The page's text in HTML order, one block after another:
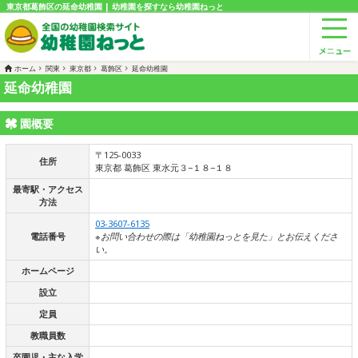
東京都葛飾区の延命幼稚園 | 幼稚園を探すなら幼稚園ねっと
ホーム 関東 東京都 葛飾区 延命幼稚園
延命幼稚園
園概要
住所
〒125-0033
東京都 葛飾区 東水元３−１８−１８
最寄駅・アクセス
方法
電話番号
03-3607-6135
※お問い合わせの際は「幼稚園ねっとを見た」とお伝えくださ
い。
ホームページ
設立
定員
教職員数